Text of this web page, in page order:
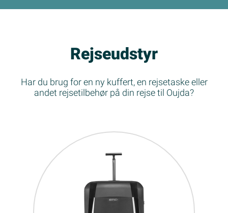
Rejseudstyr
Har du brug for en ny kuffert, en rejsetaske eller
andet rejsetilbehør på din rejse til Oujda?